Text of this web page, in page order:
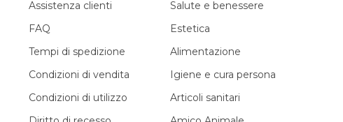
Assistenza clienti
FAQ
Tempi di spedizione
Condizioni di vendita
Condizioni di utilizzo
Salute e benessere
Estetica
Alimentazione
Igiene e cura persona
Articoli sanitari